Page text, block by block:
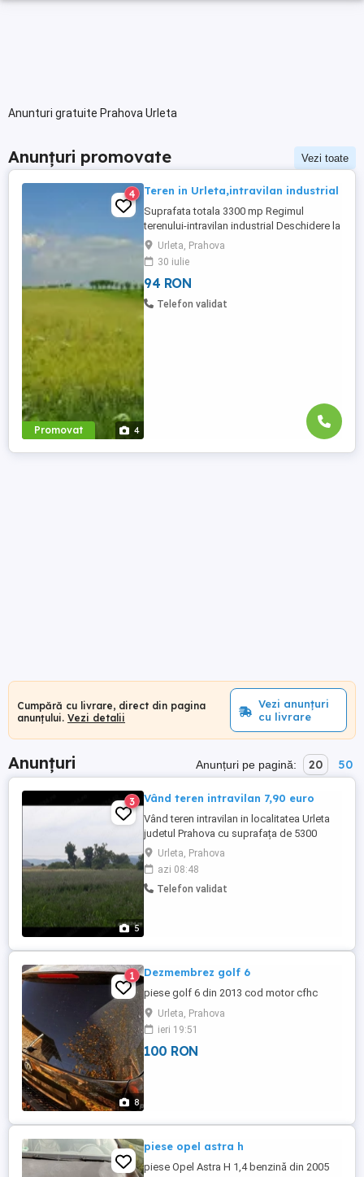
Anunturi gratuite Prahova Urleta
Anunțuri promovate Vezi toate
Promovat 4
4 Teren in Urleta,intravilan industrial
Suprafata totala 3300 mp Regimul
terenului-intravilan industrial Deschidere la
drum asfaltat -16 ml
Utilitati:apa,gaz,curent electric,iluminat
public Se preteaza pentru
hala,depozit,etc Pret-18 euro mp
Urleta, Prahova
30 iulie
94 RON
Telefon validat
Cumpără cu livrare, direct din pagina
anunțului. Vezi detalii
Vezi anunțuri
cu livrare
Anunțuri Anunțuri pe pagină: 20 50
5
3 Vând teren intravilan 7,90 euro
Vând teren intravilan in localitatea Urleta
judetul Prahova cu suprafața de 5300
mp.Terenul are deschidere de 28
ml,respectiv 24 ml, utilitățile se află la
strada.Terenul are toate actele la
zi.Pret:7.90 euro mp negociabil.Relatii la
Urleta, Prahova
azi 08:48
Telefon validat
8
1 Dezmembrez golf 6
piese golf 6 din 2013 cod motor cfhc
Urleta, Prahova
ieri 19:51
100 RON
piese opel astra h
piese Opel Astra H 1,4 benzină din 2005